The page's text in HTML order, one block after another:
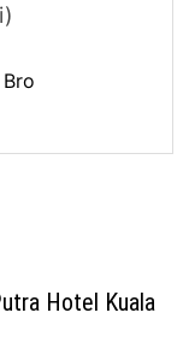
Hotel Kuala